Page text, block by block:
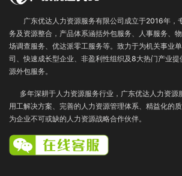
广东优达人力资源服务有限公司成立于2016年，
务及资源整合，产品体系涵括外包服务
人事服务、
场调查服务 、优达派零工服务等。致力于为机关事业
司、快速成长型企业、非盈利性组织及8大热门产业
源外包服务。
多年深耕于人力资源服务行业，广东优达人力资源
用工解决方案、完善的人力资源管理体系、精益化的
为企业不可或缺的人力资源战略合作伙伴。